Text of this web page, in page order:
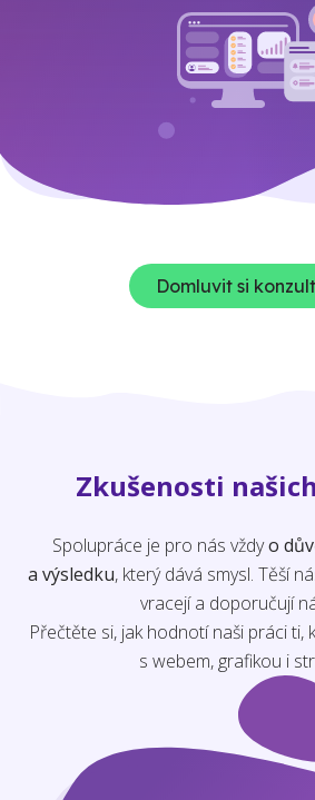
Domluvit si
Zkušenosti
Spolupráce je pro nás vždyo
a výsledku, který dává smysl. Těší
vracejí a doporučují
Přečtěte si, jak hodnotí naši práci ti,
s webem, grafikou i